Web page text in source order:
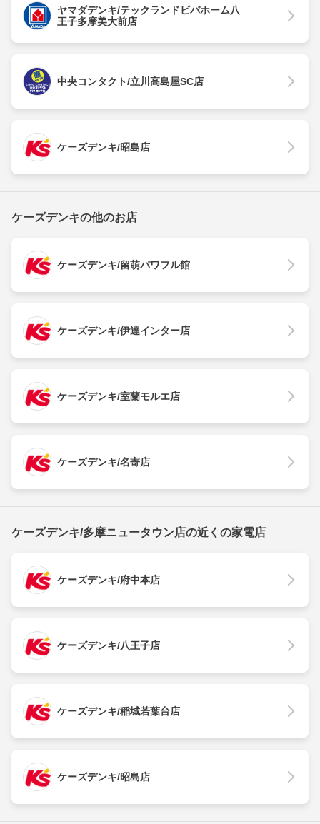
ヤマダデンキ/テックランドビバホーム八
王子多摩美大前店
中央コンタクト/立川高島屋SC店
ケーズデンキ/昭島店
ケーズデンキの他のお店
ケーズデンキ/留萌パワフル館
ケーズデンキ/伊達インター店
ケーズデンキ/室蘭モルエ店
ケーズデンキ/名寄店
ケーズデンキ/多摩ニュータウン店の近くの家電店
ケーズデンキ/府中本店
ケーズデンキ/八王子店
ケーズデンキ/稲城若葉台店
ケーズデンキ/昭島店